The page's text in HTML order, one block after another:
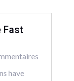
Fast
have